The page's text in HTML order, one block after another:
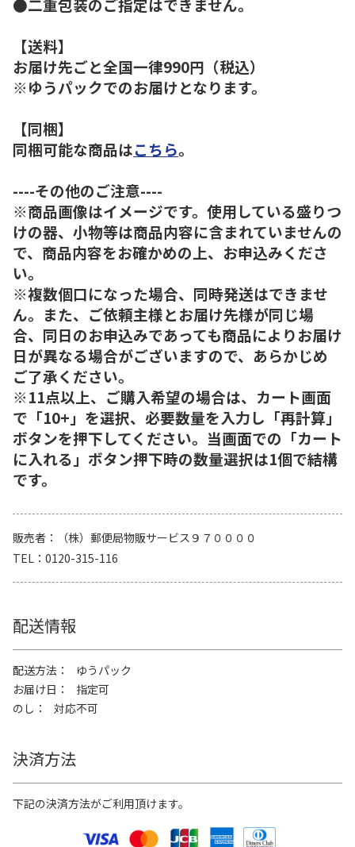
【送料】
お届け先ごと全国一律990円（税込）
※ゆうパックでのお届けとなります。
【同梱】
同梱可能な商品はこちら。
----その他のご注意----
※商品画像はイメージです。使用している盛りつ
けの器、小物等は商品内容に含まれていませんの
で、商品内容をお確かめの上、お申込みくださ
い。
※複数個口になった場合、同時発送はできませ
ん。また、ご依頼主様とお届け先様が同じ場
合、同日のお申込みであっても商品によりお届け
日が異なる場合がございますので、あらかじめ
ご了承ください。
※11点以上、ご購入希望の場合は、カート画面
で「10+」を選択、必要数量を入力し「再計算」
ボタンを押下してください。当画面での「カート
に入れる」ボタン押下時の数量選択は1個で結構
です。
販売者
（株）郵便局物販サービス９７００００
TEL
0120-315-116
配送情報
配送方法
ゆうパック
お届け日
指定可
のし
対応不可
決済方法
下記の決済方法がご利用頂けます。